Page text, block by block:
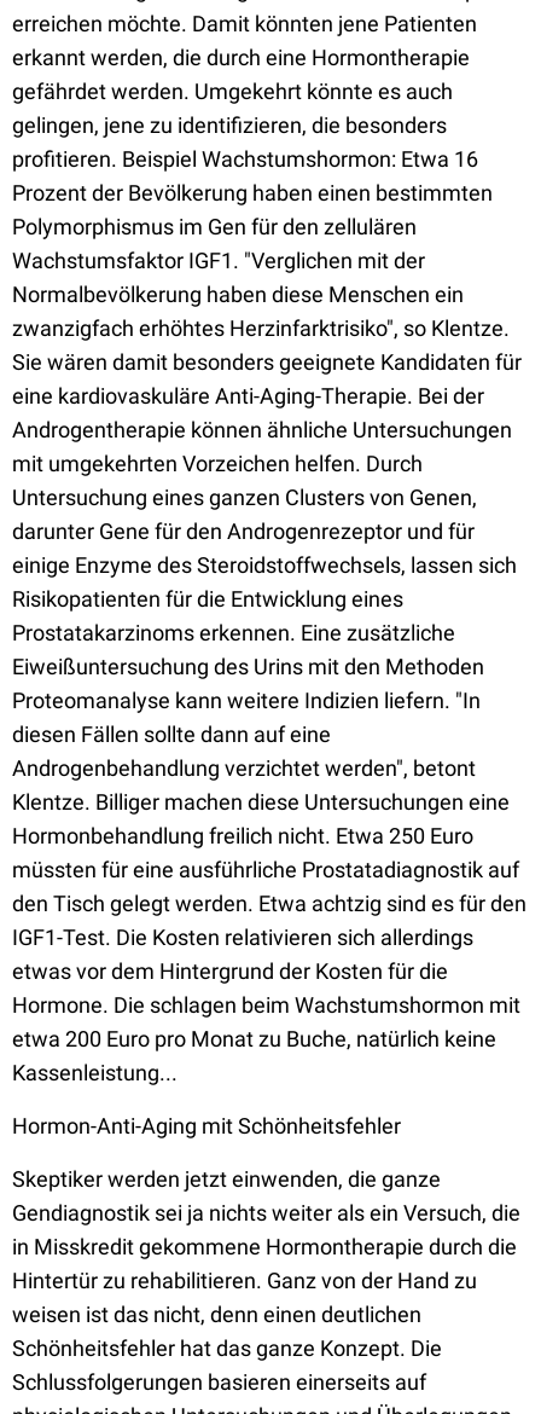
erreichen möchte. Damit könnten jene Patienten
erkannt werden, die durch eine Hormontherapie
gefährdet werden. Umgekehrt könnte es auch
gelingen, jene zu identifizieren, die besonders
profitieren. Beispiel Wachstumshormon: Etwa 16
Prozent der Bevölkerung haben einen bestimmten
Polymorphismus im Gen für den zellulären
Wachstumsfaktor IGF1. "Verglichen mit der
Normalbevölkerung haben diese Menschen ein
zwanzigfach erhöhtes Herzinfarktrisiko", so Klentze.
Sie wären damit besonders geeignete Kandidaten für
eine kardiovaskuläre Anti-Aging-Therapie. Bei der
Androgentherapie können ähnliche Untersuchungen
mit umgekehrten Vorzeichen helfen. Durch
Untersuchung eines ganzen Clusters von Genen,
darunter Gene für den Androgenrezeptor und für
einige Enzyme des Steroidstoffwechsels, lassen sich
Risikopatienten für die Entwicklung eines
Prostatakarzinoms erkennen. Eine zusätzliche
Eiweißuntersuchung des Urins mit den Methoden
Proteomanalyse kann weitere Indizien liefern. "In
diesen Fällen sollte dann auf eine
Androgenbehandlung verzichtet werden", betont
Klentze. Billiger machen diese Untersuchungen eine
Hormonbehandlung freilich nicht. Etwa 250 Euro
müssten für eine ausführliche Prostatadiagnostik auf
den Tisch gelegt werden. Etwa achtzig sind es für den
IGF1-Test. Die Kosten relativieren sich allerdings
etwas vor dem Hintergrund der Kosten für die
Hormone. Die schlagen beim Wachstumshormon mit
etwa 200 Euro pro Monat zu Buche, natürlich keine
Kassenleistung...
Hormon-Anti-Aging mit Schönheitsfehler
Skeptiker werden jetzt einwenden, die ganze
Gendiagnostik sei ja nichts weiter als ein Versuch, die
in Misskredit gekommene Hormontherapie durch die
Hintertür zu rehabilitieren. Ganz von der Hand zu
weisen ist das nicht, denn einen deutlichen
Schönheitsfehler hat das ganze Konzept. Die
Schlussfolgerungen basieren einerseits auf